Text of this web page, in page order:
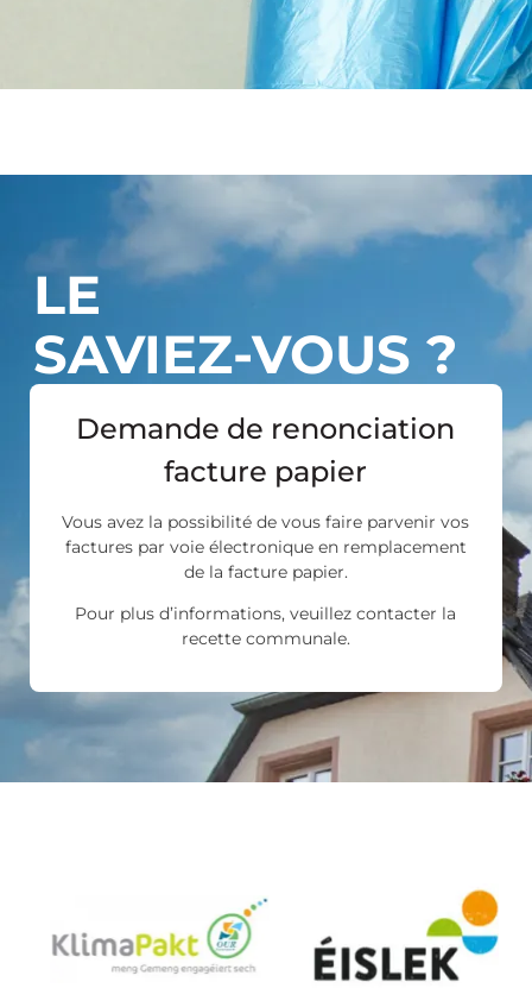
Demande de renonciation
facture papier
Vous avez la possibilité de vous faire parvenir vos
factures par voie électronique en remplacement
de la facture papier.
Pour plus d’informations, veuillez contacter la
recette communale.
LE
SAVIEZ-VOUS ?
Les